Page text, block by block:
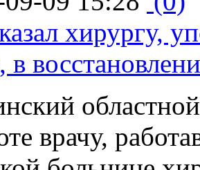
хирургу,
в
врачу,